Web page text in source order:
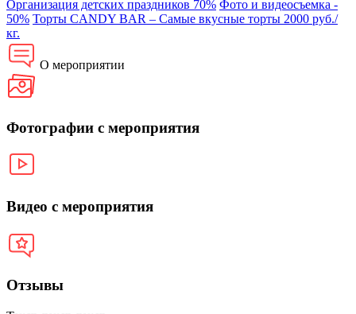
Организация детских праздников 70% Фото и видеосъемка -
50% Торты CANDY BAR – Самые вкусные торты 2000 руб./
кг.
О мероприятии
Фотографии с мероприятия
Видео с мероприятия
Отзывы